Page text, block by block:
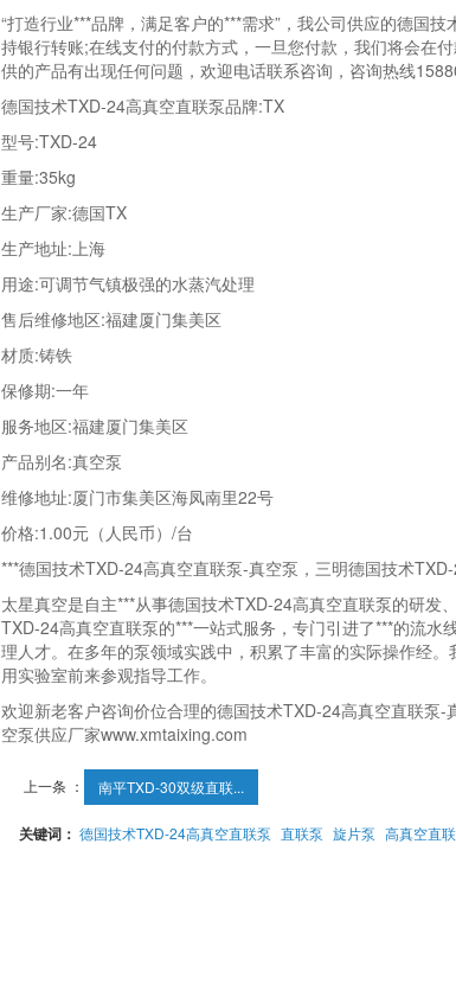
“打造行业***品牌，满足客户的***需求”，我公司供应的德国
持银行转账;在线支付的付款方式，一旦您付款，我们将会在
供的产品有出现任何问题，欢迎电话联系咨询，咨询热线
德国技术TXD-24高真空直联泵品牌:TX
型号:TXD-24
重量:35kg
生产厂家:德国TX
生产地址:上海
用途:可调节气镇极强的水蒸汽处理
售后维修地区:福建厦门集美区
材质:铸铁
保修期:一年
服务地区:福建厦门集美区
产品别名:真空泵
维修地址:厦门市集美区海凤南里22号
价格:1.00元（人民币）/台
***德国技术TXD-24高真空直联泵-真空泵，三明德国技术
太星真空是自主***从事德国技术TXD-24高真空直联泵的研
TXD-24高真空直联泵的***一站式服务，专门引进了***的流
理人才。在多年的泵领域实践中，积累了丰富的实际操作经
用实验室前来参观指导工作。
欢迎新老客户咨询价位合理的德国技术TXD-24高真空直联泵-
空泵供应厂家www.xmtaixing.com
上一条 ： 南平TXD-30双级直联...
关键词： 德国技术TXD-24高真空直联泵 直联泵 旋片泵 高真空直